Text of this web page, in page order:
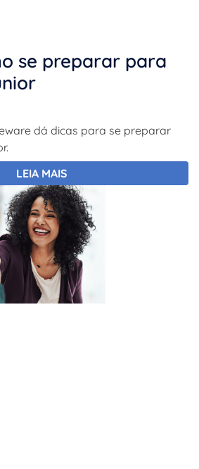
se preparar para
dá dicas para se preparar
LEIA MAIS